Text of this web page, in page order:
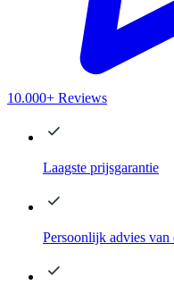
10.000+ Reviews
Laagste prijsgarantie
Persoonlijk advies van